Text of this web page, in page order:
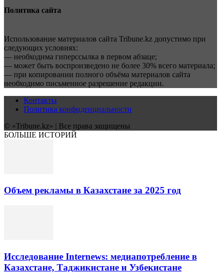
Политика сайта
Использование материалов сайта Tribune.kz допустимо при
следующих условиях:
— необходима гиперссылка в первом абзаце;
— может быть воспроизведено не более 30% всего материала;
— при копировании полного объёма материалов сайта
необходимо письменное разрешение редакции.
Контакты
Политика конфиденциальности
© «Tribune.kz» | Все права защищены
БОЛЬШЕ ИСТОРИЙ
Объем рекламы в Казахстане за 2025 год
Исследование Internews: медиапотребление в
Казахстане, Таджикистане и Узбекистане